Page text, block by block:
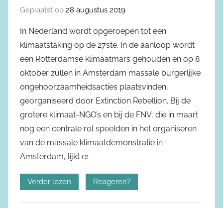
Geplaatst op 28 augustus 2019
In Nederland wordt opgeroepen tot een
klimaatstaking op de 27ste. In de aanloop wordt
een Rotterdamse klimaatmars gehouden en op 8
oktober zullen in Amsterdam massale burgerlijke
ongehoorzaamheidsacties plaatsvinden,
georganiseerd door Extinction Rebellion. Bij de
grotere klimaat-NGO’s en bij de FNV, die in maart
nog een centrale rol speelden in het organiseren
van de massale klimaatdemonstratie in
Amsterdam, lijkt er
Verder lezen Reageren?